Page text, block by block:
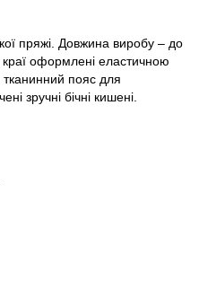
пряжі. Довжина виробу – до
краї оформлені еластичною
тканинний пояс для
зручні бічні кишені.